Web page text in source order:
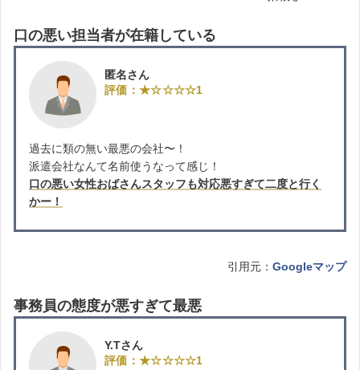
口の悪い担当者が在籍している
匿名さん
評価：★☆☆☆☆1
過去に類の無い最悪の会社〜！
派遣会社なんて名前使うなって感じ！
口の悪い女性おばさんスタッフも対応悪すぎて二度と行く
かー！
引用元： Googleマップ
事務員の態度が悪すぎて最悪
Y.Tさん
評価：★☆☆☆☆1